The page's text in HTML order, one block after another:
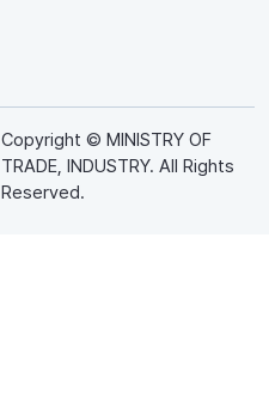
Copyright © MINISTRY OF
TRADE, INDUSTRY. All Rights
Reserved.